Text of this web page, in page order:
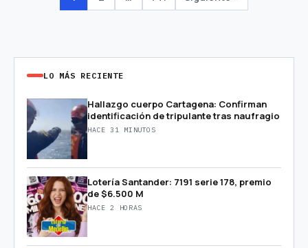
LO MÁS RECIENTE
Hallazgo cuerpo Cartagena: Confirman
identificación de tripulante tras naufragio
HACE 31 MINUTOS
Lotería Santander: 7191 serie 178, premio
de $6.500 M
HACE 2 HORAS